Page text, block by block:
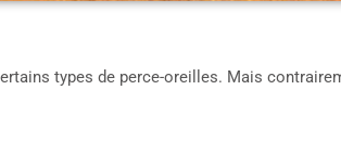
types de perce-oreilles. Mais